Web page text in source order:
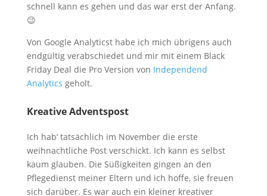
schnell kann es gehen und das war erst der Anfang.
😉
Von Google Analyticst habe ich mich übrigens auch
endgültig verabschiedet und mir mit einem Black
Friday Deal die Pro Version von Independend
Analytics geholt.
Kreative Adventspost
Ich hab‘ tatsächlich im November die erste
weihnachtliche Post verschickt. Ich kann es selbst
kaum glauben. Die Süßigkeiten gingen an den
Pflegedienst meiner Eltern und ich hoffe, sie freuen
sich darüber. Es war auch ein kleiner kreativer